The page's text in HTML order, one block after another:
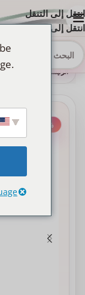
انتقل إلى التنقل
انتقل إلى المحتوى
الرئيسية
-30%